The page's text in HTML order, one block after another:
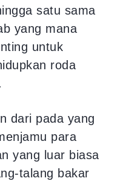
satu sama
yang mana
untuk
roda
dari pada yang
para
yang luar biasa
talang bakar